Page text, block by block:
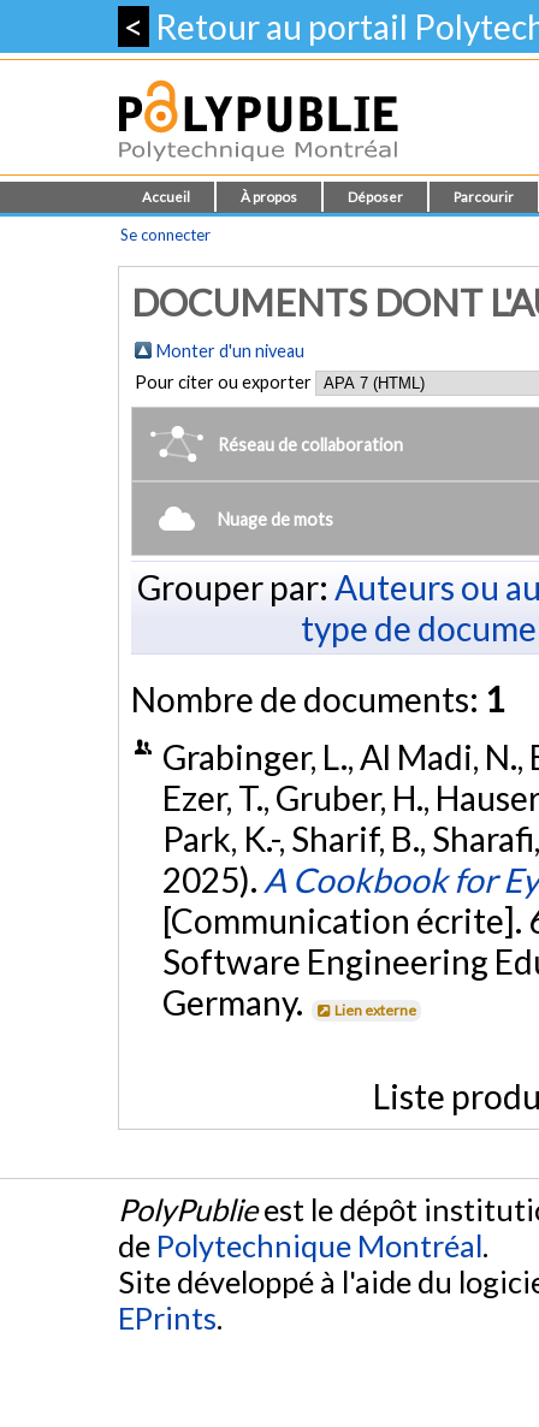
< Retour au portail
Accueil À propos Déposer Parcourir
Se connecter
DOCUMENTS DONT
Monter d'un niveau
Pour citer ou exporter
Réseau de collaboration
Nuage de mots
Grouper par: Auteurs ou
type de
Nombre de documents: 1
Grabinger, L., Al Madi, N.,
Ezer, T., Gruber, H.,
Park, K.-, Sharif, B.,
2025). A Cookbook for
[Communication écrite].
Software Engineering
Germany.
Lien externe
Liste
PolyPublieest le dépôt
de Polytechnique Montréal.
Site développé à l'aide du
EPrints.